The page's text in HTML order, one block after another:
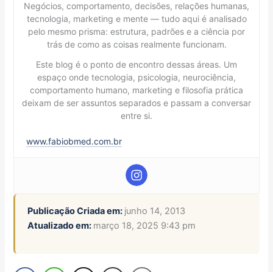
Negócios, comportamento, decisões, relações humanas,
tecnologia, marketing e mente — tudo aqui é analisado
pelo mesmo prisma: estrutura, padrões e a ciência por
trás de como as coisas realmente funcionam.
Este blog é o ponto de encontro dessas áreas. Um
espaço onde tecnologia, psicologia, neurociência,
comportamento humano, marketing e filosofia prática
deixam de ser assuntos separados e passam a conversar
entre si.
www.fabiobmed.com.br
Publicação Criada em: junho 14, 2013
Atualizado em: março 18, 2025 9:43 pm